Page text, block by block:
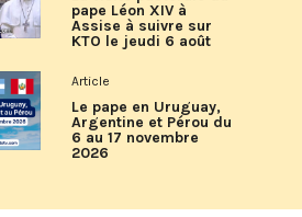
pape Léon XIV à
Assise à suivre sur
KTO le jeudi 6 août
Article
Le pape en Uruguay,
Argentine et Pérou du
6 au 17 novembre
2026